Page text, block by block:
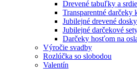
Drevené tabuľky a
Transparentné darčeky
Jubilejné drevené
Jubilejné darčekové
Darčeky hosťom na
Výročie svadby
Rozlúčka so slobodou
Valentín